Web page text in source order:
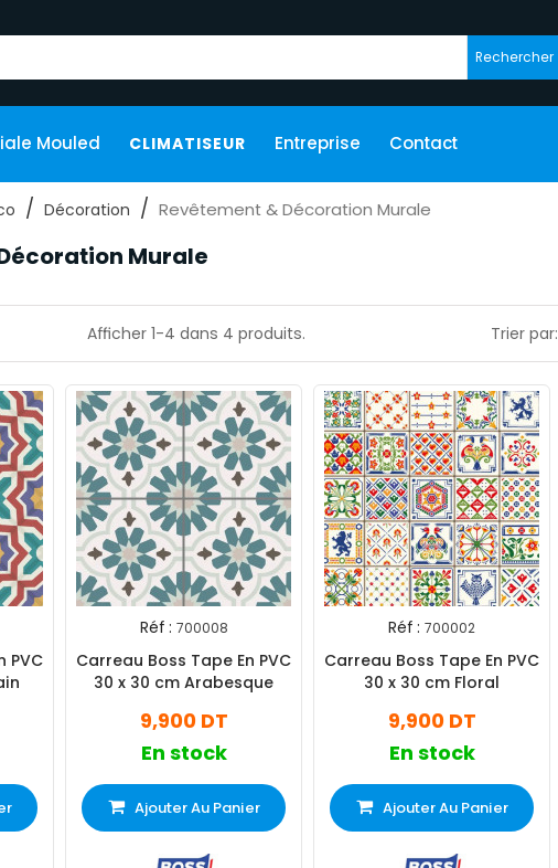
Rechercher
Mouled CLIMATISEUR Entreprise Contact
Décoration Revêtement & Décoration Murale
Murale
Afficher 1-4 dans 4 produits. Trier par:
PVC
Réf : 700008
Carreau Boss Tape En PVC
30 x 30 cm Arabesque
9,900 DT
En stock
Ajouter Au Panier
Réf : 700002
Carreau Boss Tape En PVC
30 x 30 cm Floral
9,900 DT
En stock
Ajouter Au Panier